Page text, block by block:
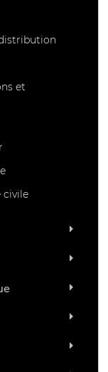
et
civile